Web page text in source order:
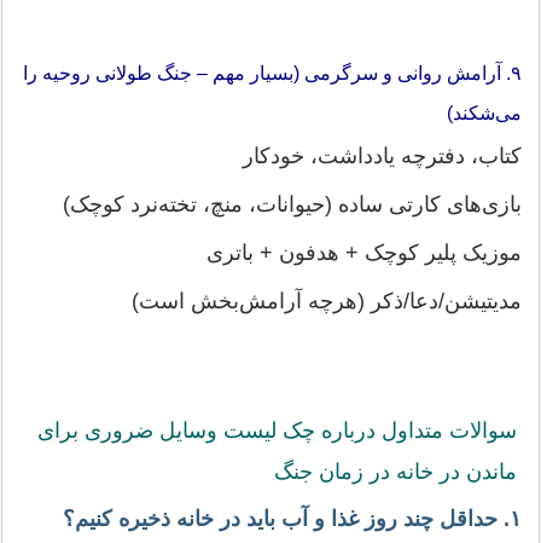
۹. آرامش روانی و سرگرمی (بسیار مهم – جنگ طولانی روحیه را
می‌شکند)
کتاب، دفترچه یادداشت، خودکار
بازی‌های کارتی ساده (حیوانات، منچ، تخته‌نرد کوچک)
موزیک پلیر کوچک + هدفون + باتری
مدیتیشن/دعا/ذکر (هرچه آرامش‌بخش است)
سوالات متداول درباره چک لیست وسایل ضروری برای
ماندن در خانه در زمان جنگ
۱. حداقل چند روز غذا و آب باید در خانه ذخیره کنیم؟